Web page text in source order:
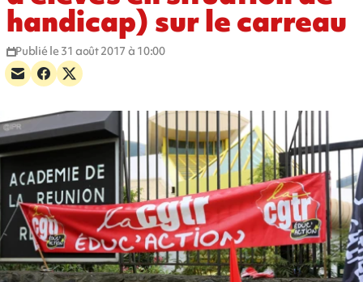
handicap) sur le carreau
Publié le 31 août 2017 à 10:00